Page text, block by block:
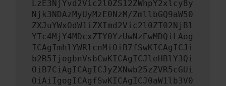
LzE3NjYvd2Vic2l0ZS12ZWhpY2xlcy8y
Njk3NDAzMyUyMzE0NzM/ZmllbGQ9aW50
ZXJuYWxOdW1iZXImd2Vic2l0ZT02NjBl
YTc4MjY4MDcxZTY0YzUwNzEwMDQiLAog
ICAgImhlYWRlcnMiOiB7fSwKICAgICJi
b2R5IjogbnVsbCwKICAgICJleHBlY3Qi
OiB7CiAgICAgICJyZXNwb25zZVR5cGUi
OiAiIgogICAgfSwKICAgICJ0aW1lb3V0